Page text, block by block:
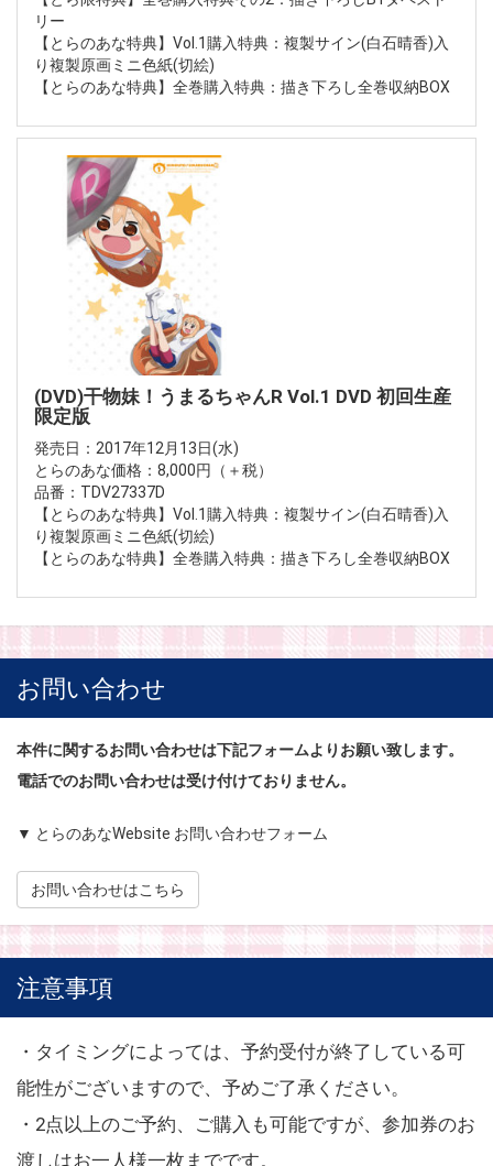
リー
【とらのあな特典】Vol.1購入特典：複製サイン(白石晴香)入
り複製原画ミニ色紙(切絵)
【とらのあな特典】全巻購入特典：描き下ろし全巻収納BOX
(DVD)干物妹！うまるちゃんR Vol.1 DVD 初回生産
限定版
発売日：2017年12月13日(水)
とらのあな価格：8,000円（＋税）
品番：TDV27337D
【とらのあな特典】Vol.1購入特典：複製サイン(白石晴香)入
り複製原画ミニ色紙(切絵)
【とらのあな特典】全巻購入特典：描き下ろし全巻収納BOX
お問い合わせ
本件に関するお問い合わせは下記フォームよりお願い致します。
電話でのお問い合わせは受け付けておりません。
▼ とらのあなWebsite お問い合わせフォーム
お問い合わせはこちら
注意事項
・タイミングによっては、予約受付が終了している可
能性がございますので、予めご了承ください。
・2点以上のご予約、ご購入も可能ですが、参加券のお
渡しはお一人様一枚までです。